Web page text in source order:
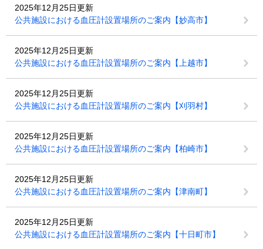
2025年12月25日更新
公共施設における血圧計設置場所のご案内【妙高市】
2025年12月25日更新
公共施設における血圧計設置場所のご案内【上越市】
2025年12月25日更新
公共施設における血圧計設置場所のご案内【刈羽村】
2025年12月25日更新
公共施設における血圧計設置場所のご案内【柏崎市】
2025年12月25日更新
公共施設における血圧計設置場所のご案内【津南町】
2025年12月25日更新
公共施設における血圧計設置場所のご案内【十日町市】